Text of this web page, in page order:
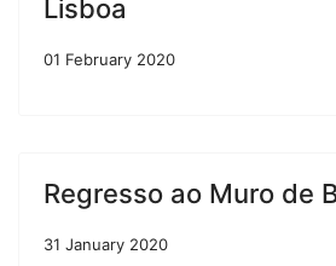
Lisboa
01 February 2020
Regresso ao Muro de
31 January 2020